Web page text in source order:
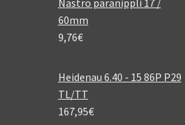
Nastro paranippli 17 /
60mm
9,76€
Heidenau 6.40 - 15 86P P29
TL/TT
167,95€